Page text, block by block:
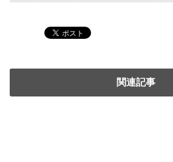
関連記事